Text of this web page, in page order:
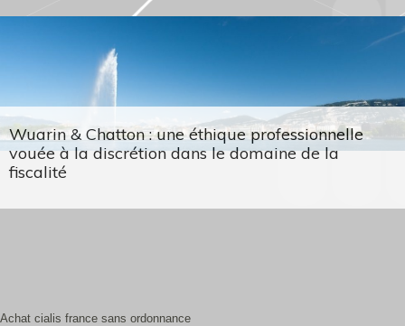
Wuarin & Chatton : une éthique professionnelle
vouée à la discrétion dans le domaine de la
fiscalité
Achat cialis france sans ordonnance